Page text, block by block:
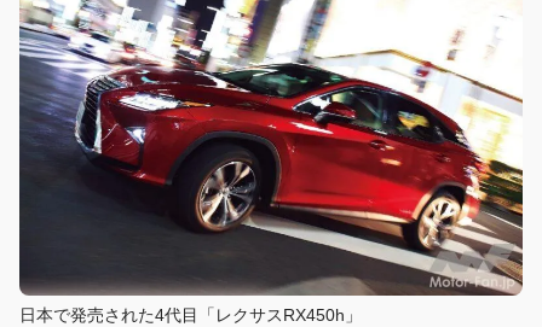
日本で発売された4代目「レクサスRX450h」